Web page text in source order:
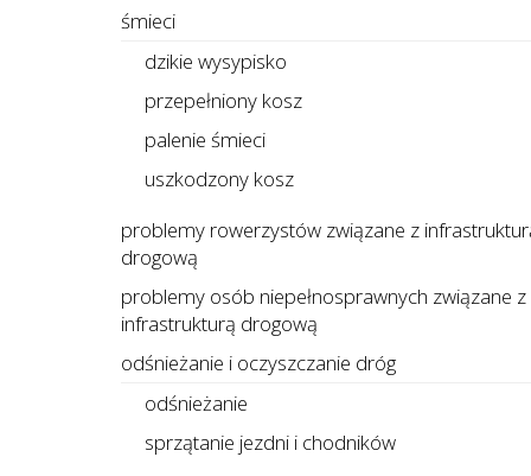
śmieci
dzikie wysypisko
przepełniony kosz
palenie śmieci
uszkodzony kosz
problemy rowerzystów związane z
drogową
problemy osób niepełnosprawnych związane z
infrastrukturą drogową
odśnieżanie i oczyszczanie dróg
odśnieżanie
sprzątanie jezdni i chodników